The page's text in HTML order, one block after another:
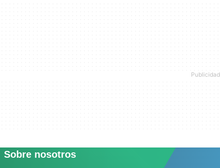
Sobre nosotros